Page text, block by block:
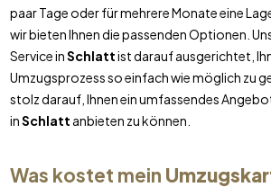
paar Tage oder für mehrere Monate eine
wir bieten Ihnen die passenden Optionen.
Service inSchlattist darauf ausgerichtet,
Umzugsprozess so einfach wie möglich zu
stolz darauf, Ihnen ein umfassendes
inSchlatt anbieten zu können.
Was kostet mein